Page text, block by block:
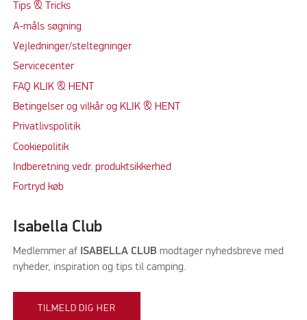
Tips & Tricks
A-måls søgning
Vejledninger/steltegninger
Servicecenter
FAQ KLIK & HENT
Betingelser og vilkår og KLIK & HENT
Privatlivspolitik
Cookiepolitik
Indberetning vedr. produktsikkerhed
Fortryd køb
Isabella Club
Medlemmer afISABELLA CLUB modtager nyhedsbreve med
nyheder, inspiration og tips til camping.
TILMELD DIG HER